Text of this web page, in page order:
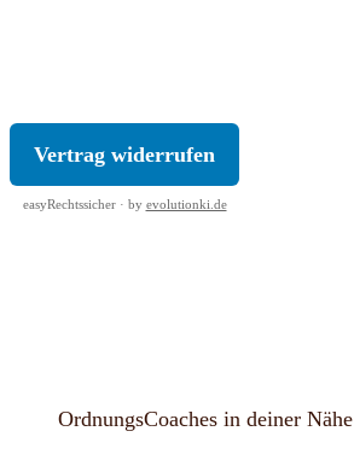
Vertrag widerrufen
easyRechtssicher · by evolutionki.de
OrdnungsCoaches in deiner Nähe